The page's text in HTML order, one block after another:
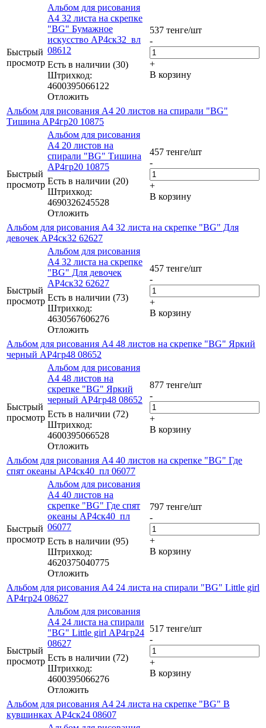
Быстрый
просмотр
Альбом для рисования
А4 32 листа на скрепке
"BG" Бумажное
искусство АР4ск32_вл
08612
Есть в наличии (30)
Штрихкод:
4600395066122
Отложить
537 тенге/шт
-
+
В корзину
Альбом для рисования А4 20 листов на спирали "BG"
Тишина АР4гр20 10875
Быстрый
просмотр
Альбом для рисования
А4 20 листов на
спирали "BG" Тишина
АР4гр20 10875
Есть в наличии (20)
Штрихкод:
4690326245528
Отложить
457 тенге/шт
-
+
В корзину
Альбом для рисования А4 32 листа на скрепке "BG" Для
девочек АР4ск32 62627
Быстрый
просмотр
Альбом для рисования
А4 32 листа на скрепке
"BG" Для девочек
АР4ск32 62627
Есть в наличии (73)
Штрихкод:
4630567606276
Отложить
457 тенге/шт
-
+
В корзину
Альбом для рисования А4 48 листов на скрепке "BG" Яркий
черный АР4гр48 08652
Быстрый
просмотр
Альбом для рисования
А4 48 листов на
скрепке "BG" Яркий
черный АР4гр48 08652
Есть в наличии (72)
Штрихкод:
4600395066528
Отложить
877 тенге/шт
-
+
В корзину
Альбом для рисования А4 40 листов на скрепке "BG" Где
спят океаны АР4ск40_пл 06077
Быстрый
просмотр
Альбом для рисования
А4 40 листов на
скрепке "BG" Где спят
океаны АР4ск40_пл
06077
Есть в наличии (95)
Штрихкод:
4620375040775
Отложить
797 тенге/шт
-
+
В корзину
Альбом для рисования А4 24 листа на спирали "BG" Little girl
АР4гр24 08627
Быстрый
просмотр
Альбом для рисования
А4 24 листа на спирали
"BG" Little girl АР4гр24
08627
Есть в наличии (72)
Штрихкод:
4600395066276
Отложить
517 тенге/шт
-
+
В корзину
Альбом для рисования А4 24 листа на скрепке "BG" В
кувшинках АР4ск24 08607